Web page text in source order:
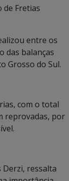
de Fretias
entre os
das balanças
Grosso do Sul.
com o total
reprovadas, por
Derzi, ressalta